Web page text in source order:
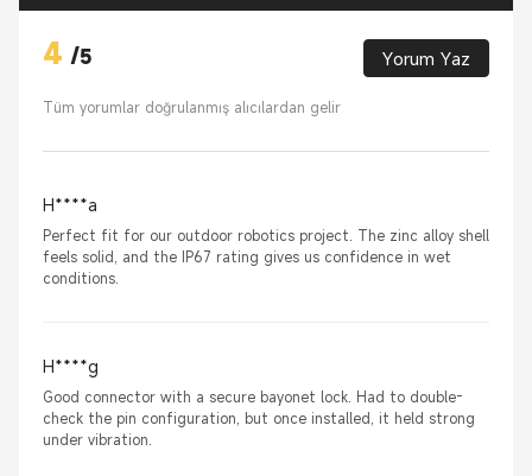
4 /5 Yorum Yaz
Tüm yorumlar doğrulanmış alıcılardan gelir
H****a
Perfect fit for our outdoor robotics project. The zinc alloy shell
feels solid, and the IP67 rating gives us confidence in wet
conditions.
H****g
Good connector with a secure bayonet lock. Had to double-
check the pin configuration, but once installed, it held strong
under vibration.